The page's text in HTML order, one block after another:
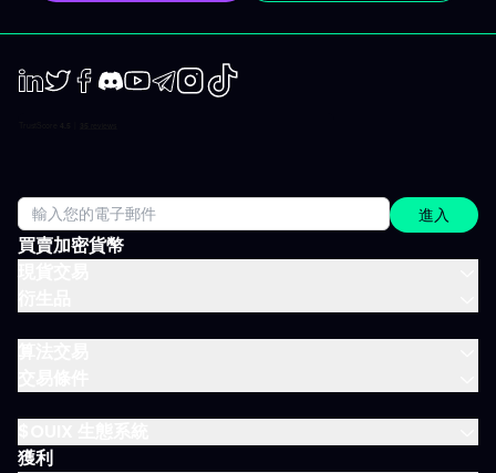
場回顧 以資金流、流動性、投資人行為為依據，不是預設臆測、更
非外界雜音。 IVLite 典型一天 簡單舉例，一天會收到什麼： 07:45
晨間簡報 盤前訂下今日基調。 09:12 今日規劃，CAC 40 確定關鍵
位、預設劇本、以及無效點。 14:30 中期簡報，黃金 趨勢形成時，
買賣加密貨幣
獲利
Telegram
Instagram
進入